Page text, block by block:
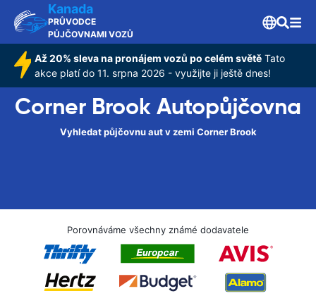
Kanada
PRŮVODCE
PŮJČOVNAMI VOZŮ
Až 20% sleva na pronájem vozů po celém světě Tato
akce platí do 11. srpna 2026 - využijte ji ještě dnes!
Corner Brook Autopůjčovna
Vyhledat půjčovnu aut v zemi Corner Brook
Porovnáváme všechny známé dodavatele